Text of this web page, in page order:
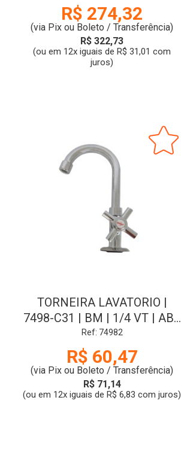
R$ 274,32
(via Pix ou Boleto / Transferência)
R$ 322,73
(ou em 12x iguais de R$ 31,01 com
juros)
TORNEIRA LAVATORIO |
7498-C31 | BM | 1/4 VT | ABS
| 1/2 | CR | BIG LU
Ref: 74982
R$ 60,47
(via Pix ou Boleto / Transferência)
R$ 71,14
(ou em 12x iguais de R$ 6,83 com juros)